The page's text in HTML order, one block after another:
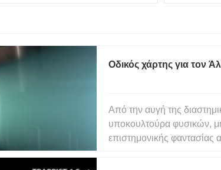
Οδικός χάρτης για τον
Από την αυγή της
υποκουλτούρα φυσικών,
επιστημονικής φαντασίας